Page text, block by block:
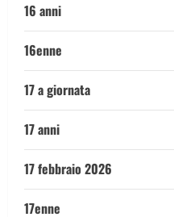
16 anni
16enne
17 a giornata
17 anni
17 febbraio 2026
17enne